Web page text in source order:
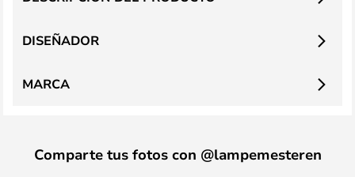
DISEÑADOR
MARCA
Comparte tus fotos con @lampemesteren